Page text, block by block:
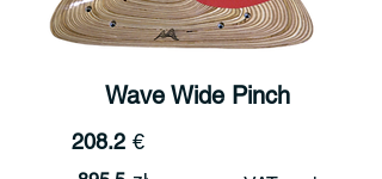
Wave Wide Pinch
208.2 €